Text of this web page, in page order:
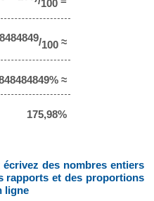
100
/100 ≈
≈
175,98%
des nombres entiers
rapports et des proportions
ligne